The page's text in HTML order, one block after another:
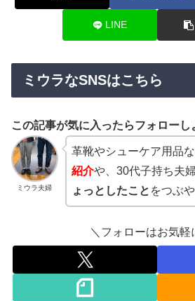
LINE
ミウラなSNSはこちら
この記事が気に入ったらフォローし
ミウラ夫婦
革靴やシューケア用品
紹介や、30代子持ち夫
ょっとしたこと をつぶ
＼フォローはお気軽